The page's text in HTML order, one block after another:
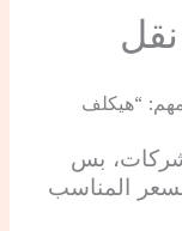
“هيكلف
بس
المناسب